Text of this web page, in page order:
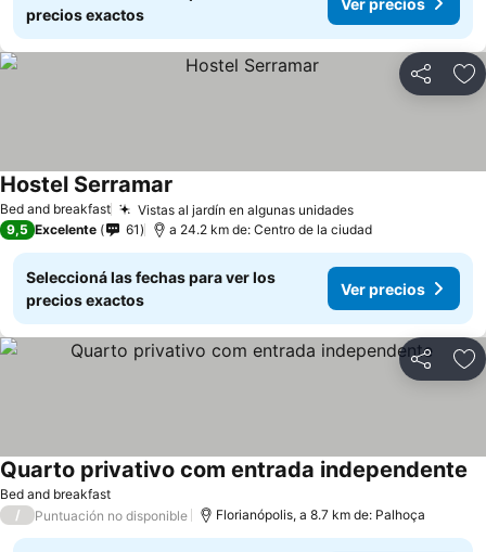
precios exactos
Compartir
Bed and breakfast Vistas al jardín en algunas unidades
Hostel Serramar
9,5 Excelente 61 a 24.2 km de: Centro de la ciudad
Seleccioná las fechas para ver los
precios exactos
Ver precios
Compartir
Bed and breakfast
Quarto privativo com entrada independente
/ Puntuación no disponible Florianópolis, a 8.7 km de: Palhoça